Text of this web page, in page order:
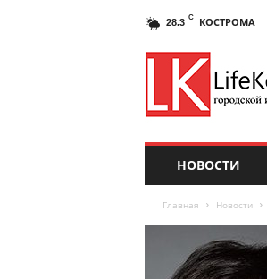
28.3 C КОСТРОМА
НОВОСТИ
Главная Новости